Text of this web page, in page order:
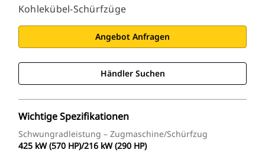
Kohlekübel-Schürfzüge
Angebot Anfragen
Händler Suchen
Wichtige Spezifikationen
Schwungradleistung – Zugmaschine/Schürfzug
425 kW (570 HP)/216 kW (290 HP)